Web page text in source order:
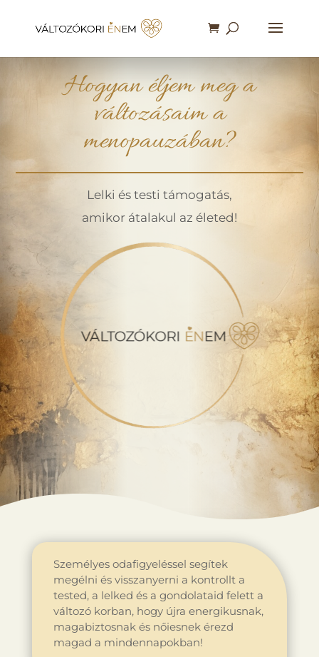
Hogyan éljem meg a
változásaim a
menopauzában?
Lelki és testi támogatás,
amikor átalakul az életed!
Személyes odafigyeléssel segítek
megélni és visszanyerni a kontrollt a
tested, a lelked és a gondolataid felett a
változó korban, hogy újra energikusnak,
magabiztosnak és nőiesnek érezd
magad a mindennapokban!